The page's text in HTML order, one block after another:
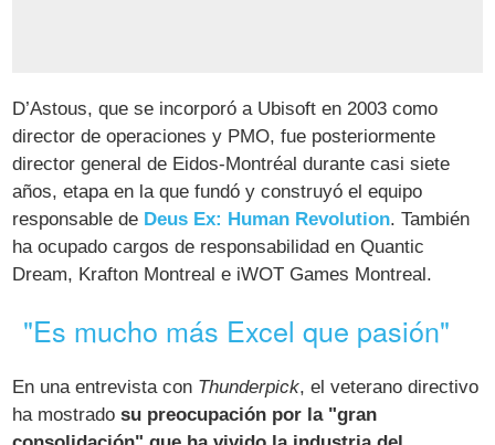
D’Astous, que se incorporó a Ubisoft en 2003 como
director de operaciones y PMO, fue posteriormente
director general de Eidos-Montréal durante casi siete
años, etapa en la que fundó y construyó el equipo
responsable de Deus Ex: Human Revolution. También
ha ocupado cargos de responsabilidad en Quantic
Dream, Krafton Montreal e iWOT Games Montreal.
"Es mucho más Excel que pasión"
En una entrevista con Thunderpick, el veterano directivo
ha mostradosu preocupación por la "gran